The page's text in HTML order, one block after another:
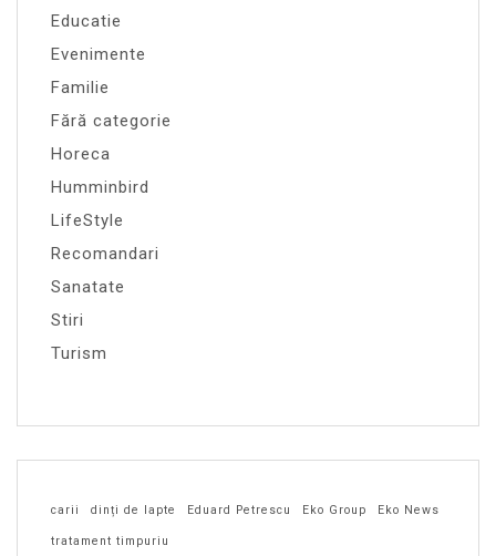
Educatie
Evenimente
Familie
Fără categorie
Horeca
Humminbird
LifeStyle
Recomandari
Sanatate
Stiri
Turism
carii dinți de lapte Eduard Petrescu Eko Group Eko News
tratament timpuriu